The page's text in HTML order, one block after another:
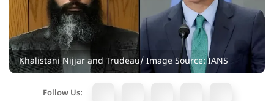
Khalistani Nijjar and Trudeau/ Image Source: IANS
Follow Us: